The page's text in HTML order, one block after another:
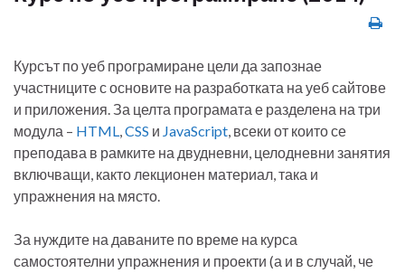
Курсът по уеб програмиране цели да запознае
участниците с основите на разработката на уеб сайтове
и приложения. За целта програмата е разделена на три
модула – HTML,CSS и JavaScript, всеки от които се
преподава в рамките на двудневни, целодневни занятия
включващи, както лекционен материал, така и
упражнения на място.
За нуждите на даваните по време на курса
самостоятелни упражнения и проекти (а и в случай, че